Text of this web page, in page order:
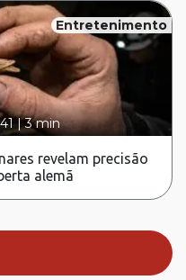
Entretenimento
|3 min
revelam precisão
alemã